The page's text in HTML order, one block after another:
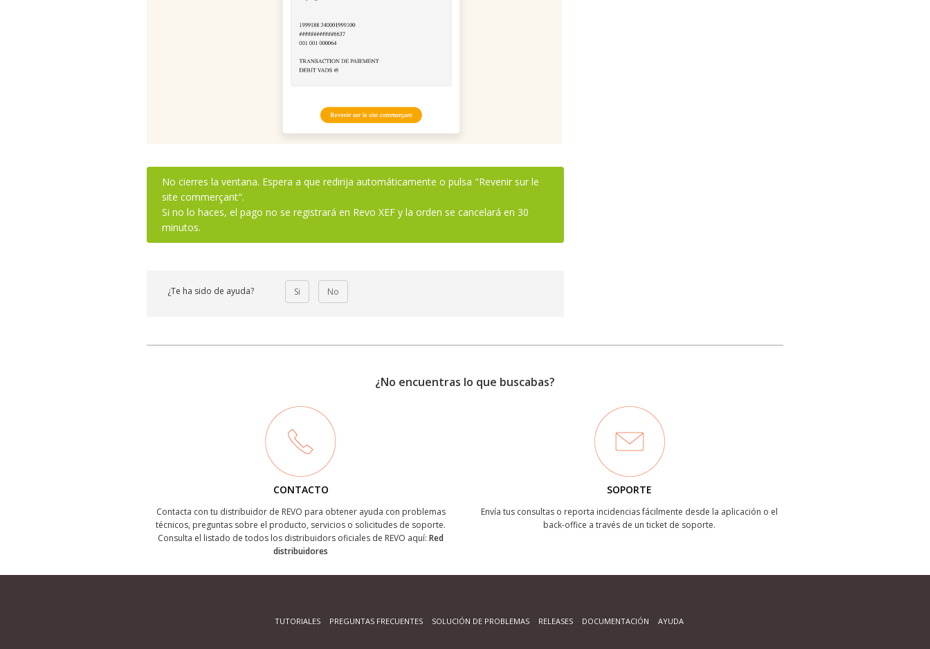
No cierres la ventana. Espera a que redirija automáticamente o pulsa "Revenir sur le
site commerçant".
Si no lo haces, el pago no se registrará en Revo XEF y la orden se cancelará en 30
minutos.
¿Te ha sido de ayuda? Si No
¿No encuentras lo que buscabas?
CONTACTO
Contacta con tu distribuidor de REVO para obtener ayuda con problemas
técnicos, preguntas sobre el producto, servicios o solicitudes de soporte.
Consulta el listado de todos los distribuidors oficiales de REVO aquí: Red
distribuidores
SOPORTE
Envía tus consultas o reporta incidencias fácilmente desde la aplicación o el
back-office a través de un ticket de soporte.
TUTORIALES PREGUNTAS FRECUENTES SOLUCIÓN DE PROBLEMAS RELEASES DOCUMENTACIÓN AYUDA